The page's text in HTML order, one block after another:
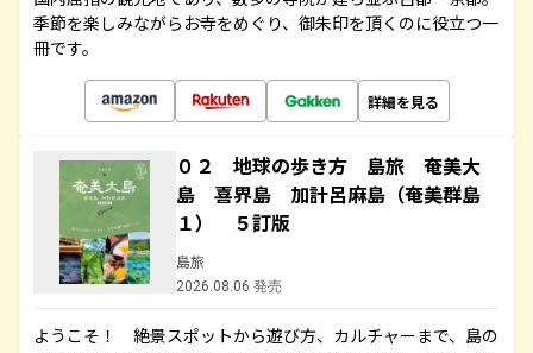
季節を楽しみながらお寺をめぐり、御朱印を頂くのに役立つ一
冊です。
詳細を見る
０２ 地球の歩き方 島旅 奄美大
島 喜界島 加計呂麻島（奄美群島
１） ５訂版
島旅
2026.08.06 発売
ようこそ！ 絶景スポットから遊び方、カルチャーまで、島の